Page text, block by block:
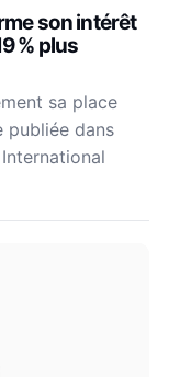
son intérêt
% plus
sa place
publiée dans